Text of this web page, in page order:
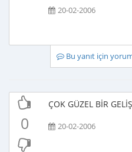
20-02-2006
Bu yanıt için
0
ÇOK GÜZEL BİR
20-02-2006